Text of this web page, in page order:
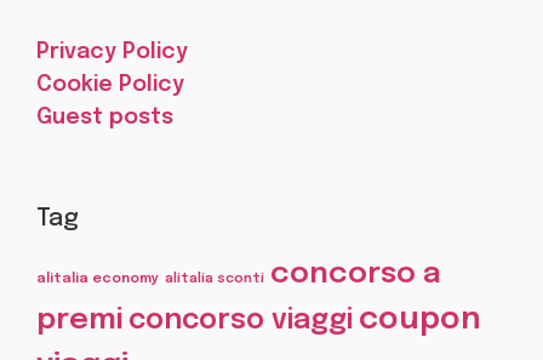
Privacy Policy
Cookie Policy
Guest posts
Tag
alitalia economy alitalia sconti concorso a
premi concorso viaggi coupon